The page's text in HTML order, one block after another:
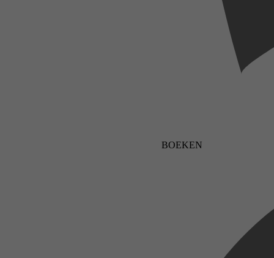
BOEKEN